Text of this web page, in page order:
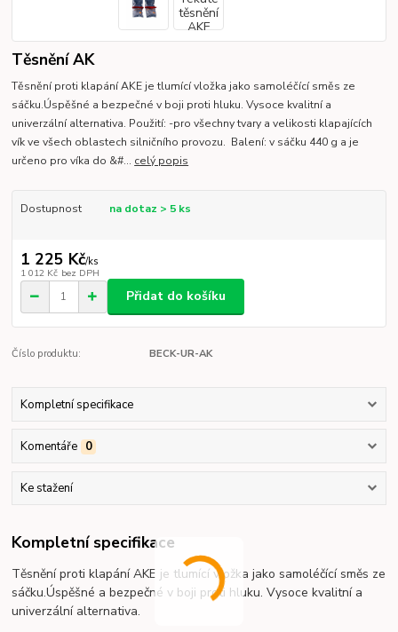
Těsnění AK
Těsnění proti klapání AKE je tlumící vložka jako samoléčící směs ze
sáčku.Úspěšné a bezpečné v boji proti hluku. Vysoce kvalitní a
univerzální alternativa. Použití: -pro všechny tvary a velikosti klapajících
vík ve všech oblastech silničního provozu. Balení: v sáčku 440 g a je
určeno pro víka do &#... celý popis
Dostupnost na dotaz > 5 ks
1 225 Kč/ks
1 012 Kč bez DPH
Přidat do košíku
Číslo produktu: BECK-UR-AK
Kompletní specifikace
Komentáře 0
Ke stažení
Kompletní specifikace
Těsnění proti klapání AKE je tlumící vložka jako samoléčící směs ze
sáčku.Úspěšné a bezpečné v boji proti hluku. Vysoce kvalitní a
univerzální alternativa.